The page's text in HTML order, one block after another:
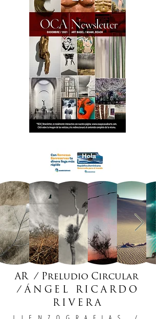
AR / Preludio Circular
/ÁNGEL RICARDO
RIVERA